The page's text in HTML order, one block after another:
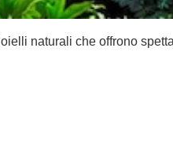
naturali che offrono